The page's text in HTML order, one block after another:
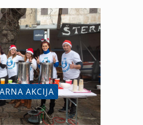
AKCIJA